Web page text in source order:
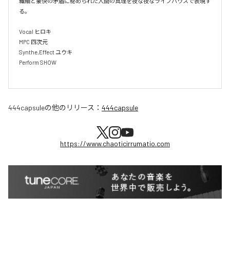
る。
Vocal ヒロキ
MPC 四次元
Synthe,Effect ユウキ
Perform SHOW
444capsuleの他のリリース： 444capsule
https://www.chaoticirrumatio.com